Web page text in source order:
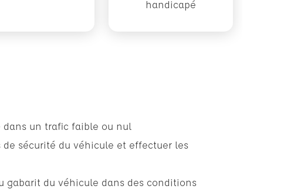
handicapé
un trafic faible ou nul
sécurité du véhicule et effectuer les
gabarit du véhicule dans des conditions